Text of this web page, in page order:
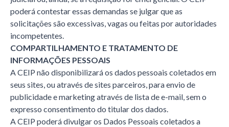
poderá contestar essas demandas se julgar que as
solicitações são excessivas, vagas ou feitas por autoridades
incompetentes.
COMPARTILHAMENTO E TRATAMENTO DE
INFORMAÇÕES PESSOAIS
A CEIP não disponibilizará os dados pessoais coletados em
seus sites, ou através de sites parceiros, para envio de
publicidade e marketing através de lista de e-mail, sem o
expresso consentimento do titular dos dados.
A CEIP poderá divulgar os Dados Pessoais coletados a